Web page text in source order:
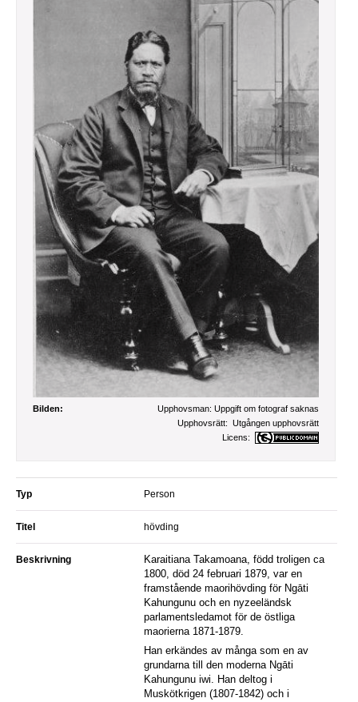
Bilden: Upphovsman: Uppgift om fotograf saknas
Upphovsrätt: Utgången upphovsrätt
Licens:
Typ Person
Titel hövding
Beskrivning
Karaitiana Takamoana, född troligen ca
1800, död 24 februari 1879, var en
framstående maorihövding för Ngāti
Kahungunu och en nyzeeländsk
parlamentsledamot för de östliga
maorierna 1871-1879.
Han erkändes av många som en av
grundarna till den moderna Ngāti
Kahungunu iwi. Han deltog i
Muskötkrigen (1807-1842) och i